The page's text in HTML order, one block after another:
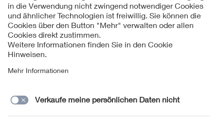
Kontakt
Impressum
Datenschutzinformationen
Cookie Hinweise
Compliance
Jahresarchiv